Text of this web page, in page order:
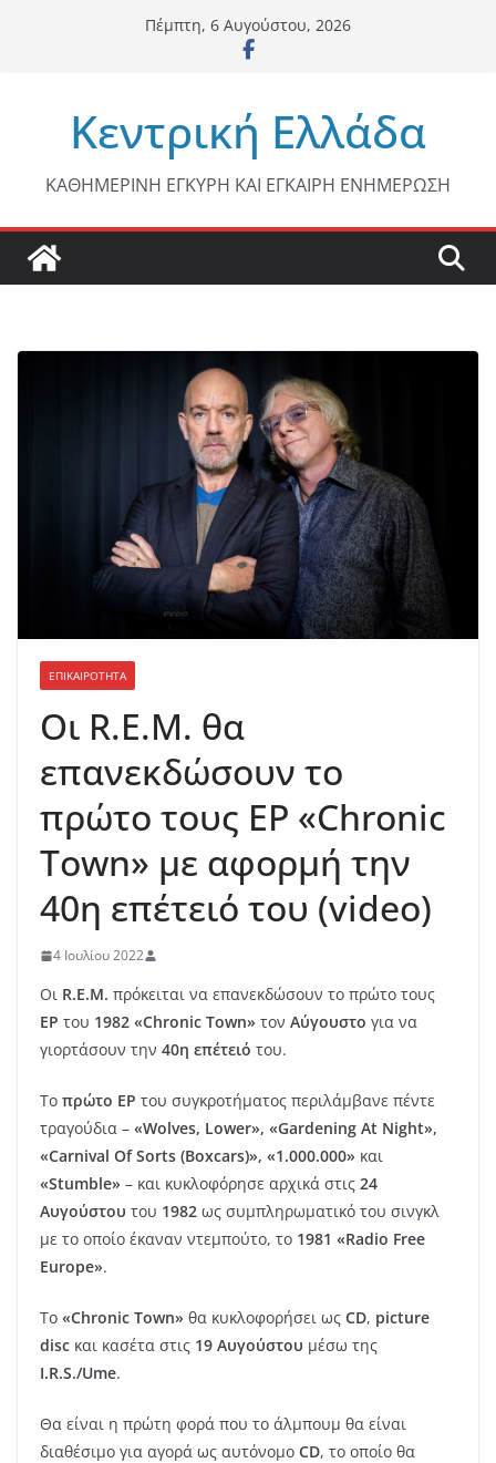
Πέμπτη, 6 Αυγούστου, 2026
Κεντρική Ελλάδα
ΚΑΘΗΜΕΡΙΝΗ ΕΓΚΥΡΗ ΚΑΙ ΕΓΚΑΙΡΗ ΕΝΗΜΕΡΩΣΗ
ΕΠΙΚΑΙΡΟΤΗΤΑ
Οι R.E.M. θα
επανεκδώσουν το
πρώτο τους EP «Chronic
Town» με αφορμή την
40η επέτειό του (video)
4 Ιουλίου 2022
Οι R.E.M. πρόκειται να επανεκδώσουν το πρώτο τους
EP του 1982 «Chronic Town» τον Αύγουστο για να
γιορτάσουν την 40η επέτειό του.
Το πρώτο EP του συγκροτήματος περιλάμβανε πέντε
τραγούδια – «Wolves, Lower», «Gardening At Night»,
«Carnival Of Sorts (Boxcars)», «1.000.000» και
«Stumble» – και κυκλοφόρησε αρχικά στις 24
Αυγούστου του 1982 ως συμπληρωματικό του σινγκλ
με το οποίο έκαναν ντεμπούτο, το 1981 «Radio Free
Europe».
Το «Chronic Town» θα κυκλοφορήσει ως CD, picture
disc και κασέτα στις 19 Αυγούστου μέσω της
I.R.S./Ume.
Θα είναι η πρώτη φορά που το άλμπουμ θα είναι
διαθέσιμο για αγορά ως αυτόνομο CD, το οποίο θα